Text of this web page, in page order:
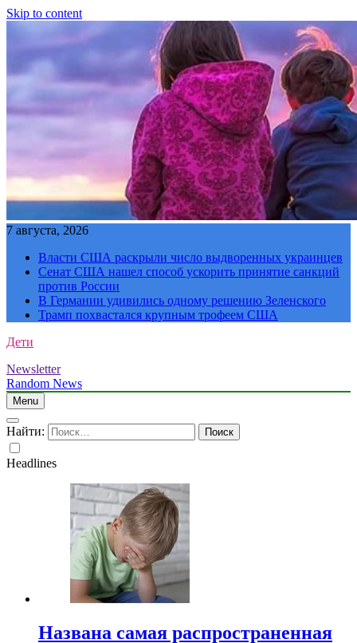
Skip to content
7 августа, 2026
Власти США раскрыли число выдворенных украинцев
Сенат США нашел способ ускорить принятие санкций
против России
В Германии удивились одному решению Зеленского
Трамп похвастался крупным трофеем США
Дети
Newsletter
Random News
Menu
Найти:
Headlines
Названа самая распространенная